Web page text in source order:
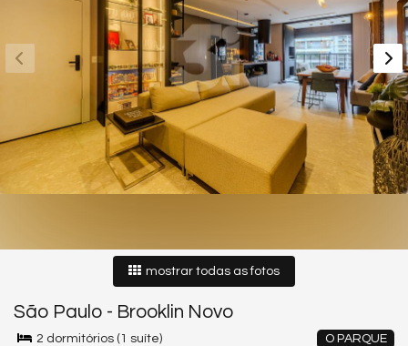
mostrar todas as fotos
São Paulo - Brooklin Novo
O PARQUE
2 dormitórios (1 suíte)